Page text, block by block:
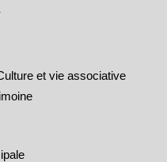
et vie associative